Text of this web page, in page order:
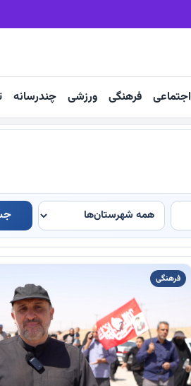
اجتماعی فرهنگی ورزشی چندرسانه
فرهنگی